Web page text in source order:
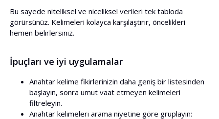
Bu sayede niteliksel ve niceliksel verileri tek tabloda
görürsünüz. Kelimeleri kolayca karşılaştırır, öncelikleri
hemen belirlersiniz.
İpuçları ve iyi uygulamalar
Anahtar kelime fikirlerinizin daha geniş bir listesinden
başlayın, sonra umut vaat etmeyen kelimeleri
filtreleyin.
Anahtar kelimeleri arama niyetine göre gruplayın: